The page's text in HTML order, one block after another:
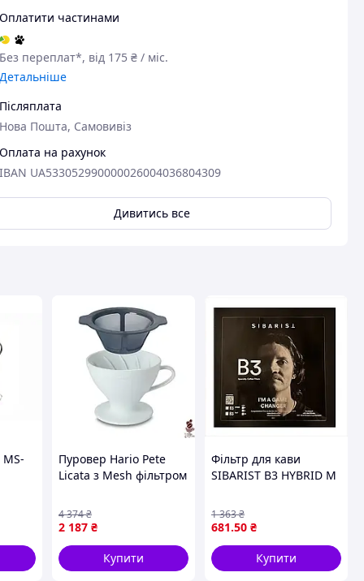
Оплатити частинами
Без переплат*, від 175 ₴ / міс.
Детальніше
Післяплата
Нова Пошта, Самовивіз
Оплата на рахунок
IBAN UA533052990000026004036804309
Дивитись все
Пуровер Hario Pete
Licata з Mesh фільтром
домашніх умовах
2 187 ₴
4 374₴
Купити
Фільтр для кави
SIBARIST B3 HYBRID M
ідеального
приготування напою
681.50 ₴
1 363₴
Купити